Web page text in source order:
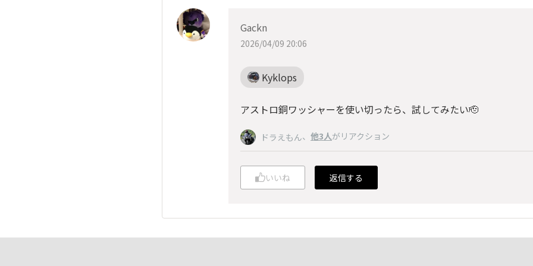
Gackn
2026/04/09 20:06
Kyklops
アストロ銅ワッシャーを使い切ったら、試してみたい🫡
ドラえもん、 他3人がリアクション
いいね 返信する